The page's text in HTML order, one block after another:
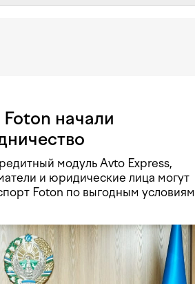
начали
модуль Avto Express,
и юридические лица могут
Foton по выгодным условиям